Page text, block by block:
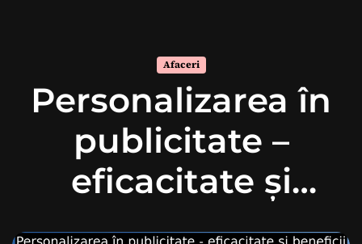
Afaceri
Personalizarea în
publicitate –
eficacitate și
beneficii